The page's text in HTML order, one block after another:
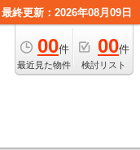
最終更新：2026年08月09日
00件
最近見た物件
00件
検討リスト